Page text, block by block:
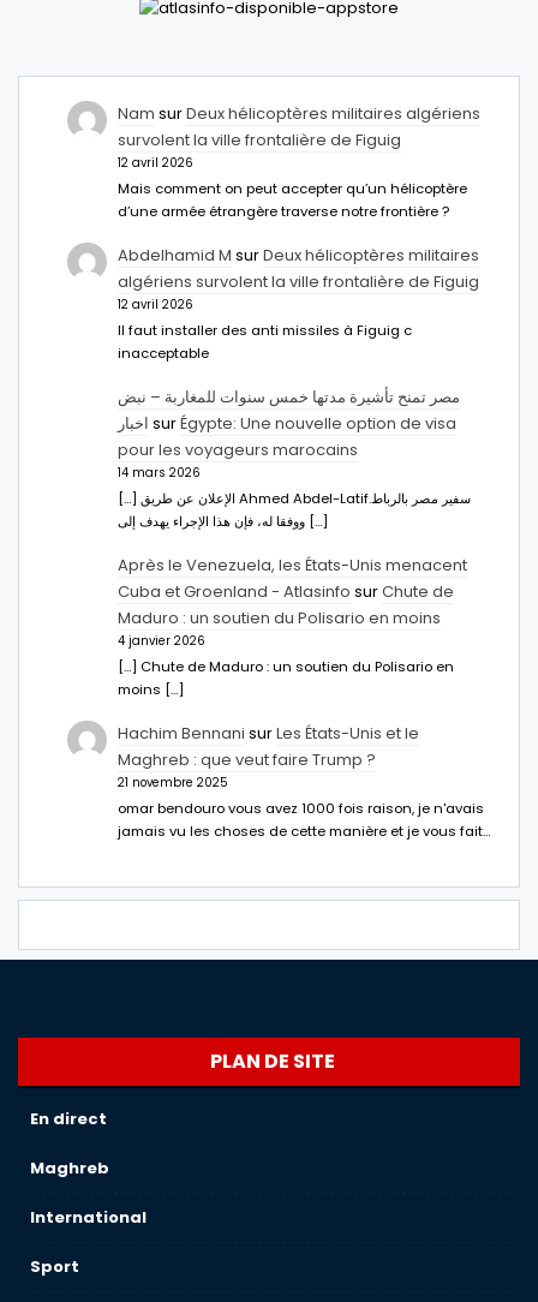
Nam surDeux hélicoptères militaires algériens
survolent la ville frontalière de Figuig
12 avril 2026
Mais comment on peut accepter qu’un hélicoptère
d’une armée étrangère traverse notre frontière ?
Abdelhamid M surDeux hélicoptères militaires
algériens survolent la ville frontalière de Figuig
12 avril 2026
Il faut installer des anti missiles à Figuig c
inacceptable
مصر تمنح تأشيرة مدتها خمس سنوات للمغاربة – نبض
اخبار surÉgypte: Une nouvelle option de visa
pour les voyageurs marocains
14 mars 2026
[…] الإعلان عن طريق Ahmed Abdel-Latifسفير مصر بالرباط.
ووفقا له، فإن هذا الإجراء يهدف إلى […]
Après le Venezuela, les États-Unis menacent
Cuba et Groenland - Atlasinfo surChute de
Maduro : un soutien du Polisario en moins
4 janvier 2026
[…] Chute de Maduro : un soutien du Polisario en
moins […]
Hachim Bennani surLes États-Unis et le
Maghreb : que veut faire Trump ?
21 novembre 2025
omar bendouro vous avez 1000 fois raison, je n'avais
jamais vu les choses de cette manière et je vous fait…
PLAN DE SITE
En direct
Maghreb
International
Sport